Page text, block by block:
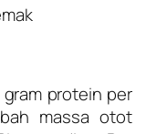
protein per
massa otot